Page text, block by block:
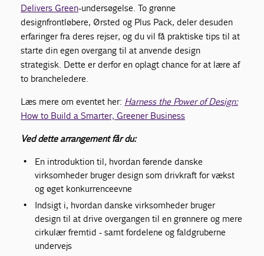
Delivers Green-undersøgelse. To grønne
designfrontløbere, Ørsted og Plus Pack, deler desuden
erfaringer fra deres rejser, og du vil få praktiske tips til at
starte din egen overgang til at anvende design
strategisk. Dette er derfor en oplagt chance for at lære af
to brancheledere.
Læs mere om eventet her: Harness the Power of Design:
How to Build a Smarter, Greener Business
Ved dette arrangement får du:
En introduktion til, hvordan førende danske
virksomheder bruger design som drivkraft for vækst
og øget konkurrenceevne
Indsigt i, hvordan danske virksomheder bruger
design til at drive overgangen til en grønnere og mere
cirkulær fremtid - samt fordelene og faldgruberne
undervejs